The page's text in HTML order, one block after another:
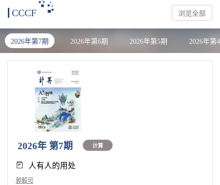
CCCF 浏览全部
2026年第7期 2026年第6期 2026年第5期 2026年第
2026年 第7期 计算
人有人的用处
郭毅可